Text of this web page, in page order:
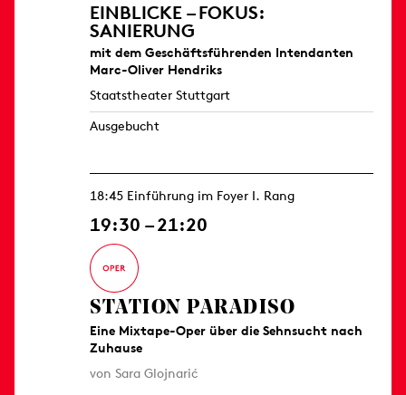
EINBLICKE – FOKUS:
SANIERUNG
mit dem Geschäftsführenden Intendanten
Marc-Oliver Hendriks
Staatstheater Stuttgart
Ausgebucht
18:45 Einführung im Foyer I. Rang
19:30 – 21:20
STATION PARADISO
Eine Mixtape-Oper über die Sehnsucht nach
Zuhause
von Sara Glojnarić